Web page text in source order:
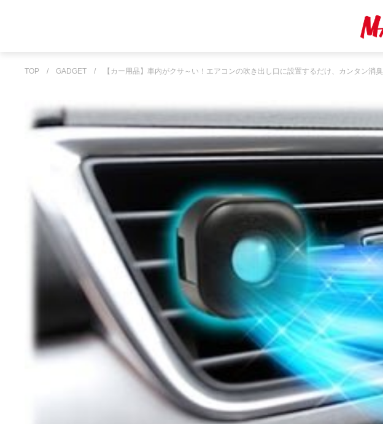
TOP / GADGET / 【カー用品】車内がクサ～い！エアコンの吹き出し口に設置するだけ、カンタン消臭